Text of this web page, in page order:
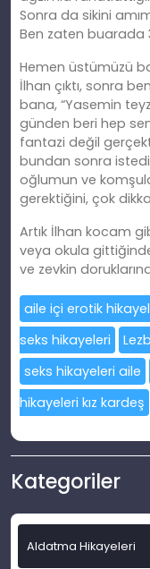
Sonra da sikini am
Ben zaten buarada
Hemen üstümüzü
İlhan çıktı, sonra
bana, “Yasemin
günden beri hep
fantazi değil
bundan sonra
oğlumun ve
gerektiğini, çok
Artık İlhan kocam
veya okula
ve zevkin
aile içi erotik
seks hikayeleri
seks hikayeleri aile
hikayeleri kız kardeş
Kategoriler
Aldatma Hikayeleri